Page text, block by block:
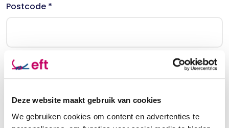
Deze website maakt gebruik van cookies
We gebruiken cookies om content en advertenties te
Postcode *
Huisnummer *